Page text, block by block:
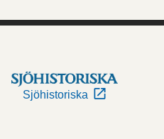
Sjöhistoriska